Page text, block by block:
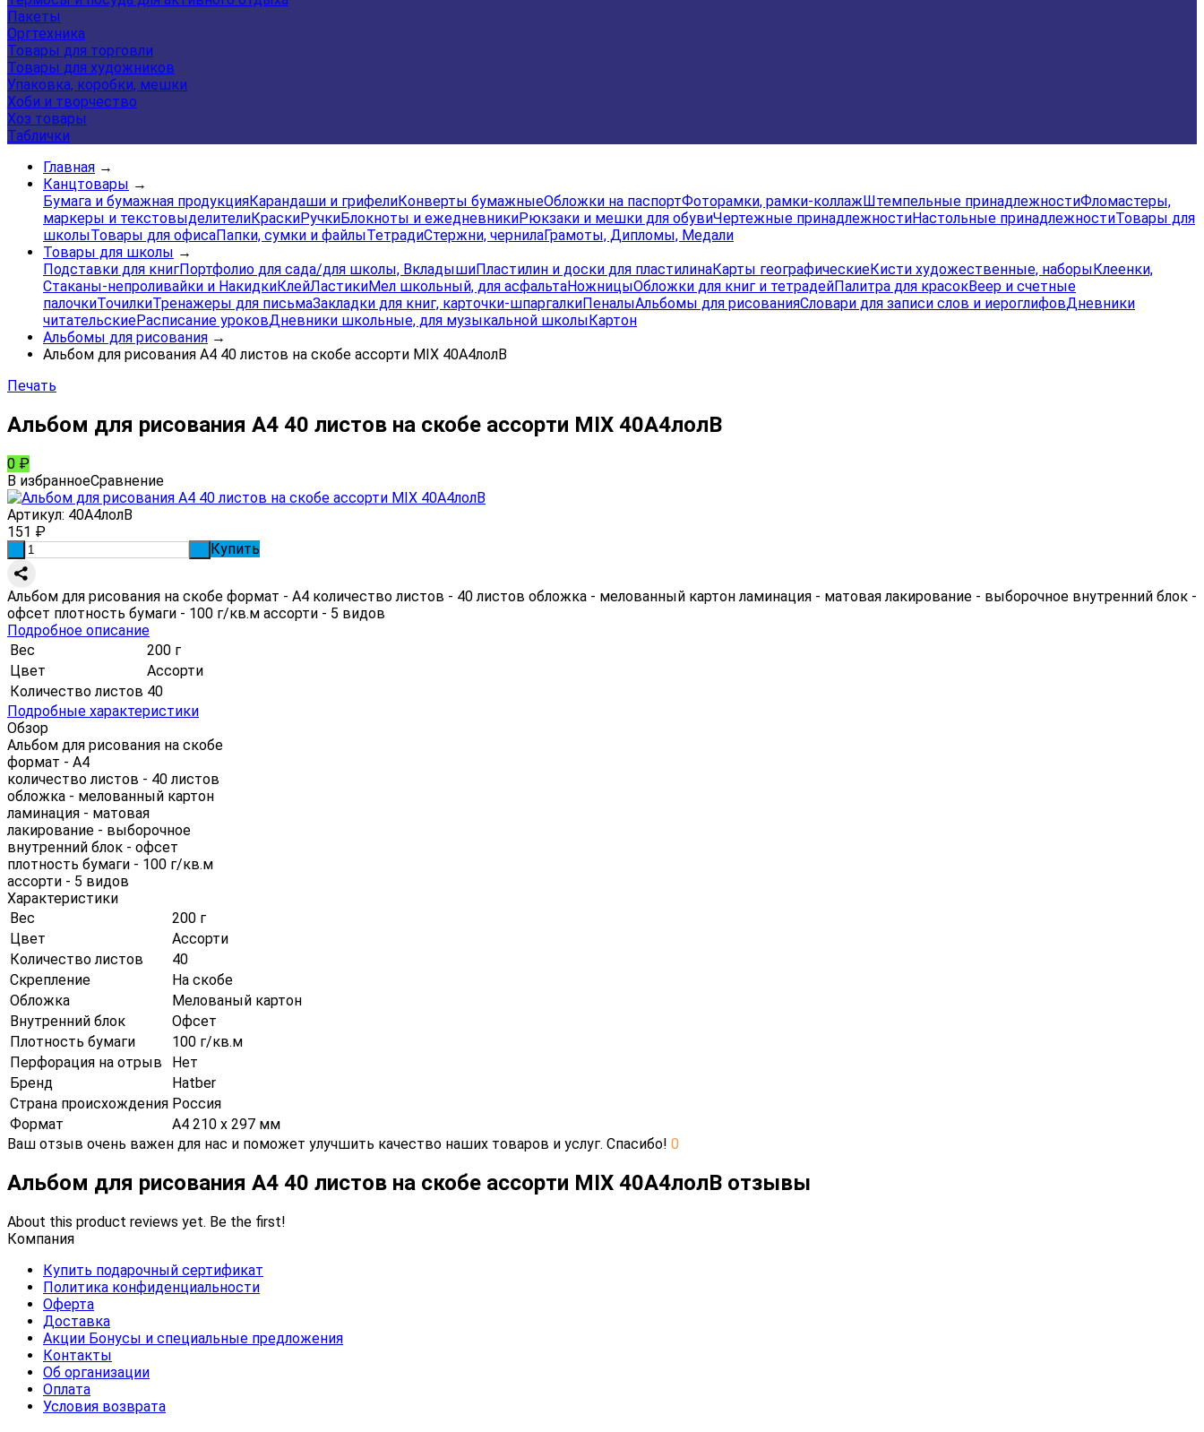
Пакеты
Оргтехника
Товары для торговли
Товары для художников
Упаковка, коробки, мешки
Хоби и творчество
Хоз товары
Таблички
Главная →
Канцтовары →
Бумага и бумажная продукцияКарандаши и грифелиКонверты бумажныеОбложки на паспортФоторамки, рамки-коллажШтемпельные принадлежностиФломастеры,
маркеры и текстовыделителиКраскиРучкиБлокноты и ежедневникиРюкзаки и мешки для обувиЧертежные принадлежностиНастольные принадлежностиТовары для
школыТовары для офисаПапки, сумки и файлыТетрадиСтержни, чернилаГрамоты, Дипломы, Медали
Товары для школы →
Подставки для книгПортфолио для сада/для школы, ВкладышиПластилин и доски для пластилинаКарты географическиеКисти художественные, наборыКлеенки,
Стаканы-непроливайки и НакидкиКлейЛастикиМел школьный, для асфальтаНожницыОбложки для книг и тетрадейПалитра для красокВеер и счетные
палочкиТочилкиТренажеры для письмаЗакладки для книг, карточки-шпаргалкиПеналыАльбомы для рисованияСловари для записи слов и иероглифовДневники
читательскиеРасписание уроковДневники школьные, для музыкальной школыКартон
Альбомы для рисования →
Альбом для рисования А4 40 листов на скобе ассорти MIX 40А4лолВ
Печать
Альбом для рисования А4 40 листов на скобе ассорти MIX 40А4лолВ
0 ₽
В избранноеСравнение
Артикул: 40А4лолВ
151 ₽
Купить
Альбом для рисования на скобе формат - А4 количество листов - 40 листов обложка - мелованный картон ламинация - матовая лакирование - выборочное внутренний блок -
офсет плотность бумаги - 100 г/кв.м ассорти - 5 видов
Подробное описание
Вес
200 г
Цвет
Ассорти
Количество листов 40
Подробные характеристики
Обзор
Альбом для рисования на скобе
формат - А4
количество листов - 40 листов
обложка - мелованный картон
ламинация - матовая
лакирование - выборочное
внутренний блок - офсет
плотность бумаги - 100 г/кв.м
ассорти - 5 видов
Характеристики
Вес
200 г
Цвет
Ассорти
Количество листов
40
Скрепление
На скобе
Обложка
Мелованый картон
Внутренний блок
Офсет
Плотность бумаги
100 г/кв.м
Перфорация на отрыв
Нет
Бренд
Hatber
Страна происхождения Россия
Формат
А4 210 х 297 мм
Ваш отзыв очень важен для нас и поможет улучшить качество наших товаров и услуг. Спасибо! 0
Альбом для рисования А4 40 листов на скобе ассорти MIX 40А4лолВ отзывы
About this product reviews yet. Be the first!
Компания
Купить подарочный сертификат
Политика конфиденциальности
Оферта
Доставка
Акции Бонусы и специальные предложения
Контакты
Об организации
Оплата
Условия возврата